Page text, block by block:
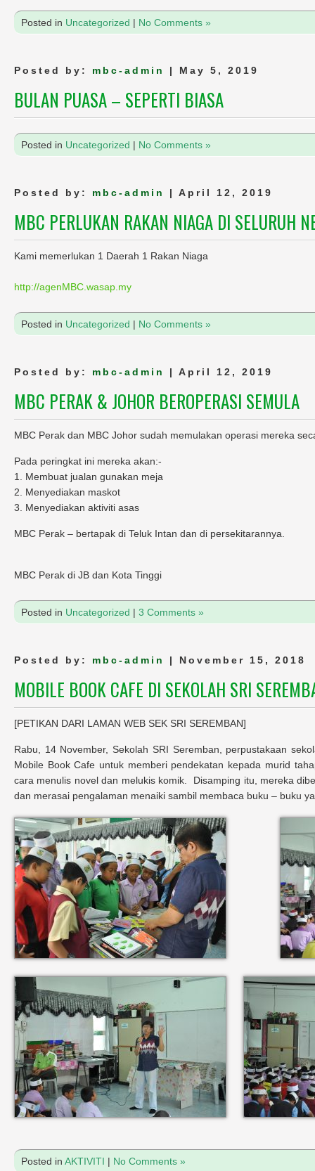
Posted in Uncategorized | No Comments »
Posted by: mbc-admin | May 5, 2019
BULAN PUASA – SEPERTI BIASA
Posted in Uncategorized | No Comments »
Posted by: mbc-admin | April 12, 2019
MBC PERLUKAN RAKAN NIAGA DI SELURUH
Kami memerlukan 1 Daerah 1 Rakan Niaga
http://agenMBC.wasap.my
Posted in Uncategorized | No Comments »
Posted by: mbc-admin | April 12, 2019
MBC PERAK & JOHOR BEROPERASI SEMULA
MBC Perak dan MBC Johor sudah memulakan operasi mereka
Pada peringkat ini mereka akan:-
1. Membuat jualan gunakan meja
2. Menyediakan maskot
3. Menyediakan aktiviti asas
MBC Perak – bertapak di Teluk Intan dan di persekitarannya.
MBC Perak di JB dan Kota Tinggi
Posted in Uncategorized | 3 Comments »
Posted by: mbc-admin | November 15, 2018
MOBILE BOOK CAFE DI SEKOLAH SRI
[PETIKAN DARI LAMAN WEB SEK SRI SEREMBAN]
Rabu, 14 November, Sekolah SRI Seremban, perpustakaan
Mobile Book Cafe untuk memberi pendekatan kepada murid
cara menulis novel dan melukis komik. Disamping itu, mereka
dan merasai pengalaman menaiki sambil membaca buku – buku
Posted in AKTIVITI | No Comments »